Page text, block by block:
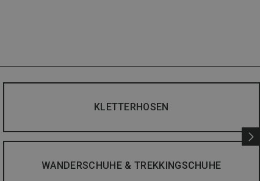
KLETTERHOSEN
WANDERSCHUHE & TREKKINGSCHUHE